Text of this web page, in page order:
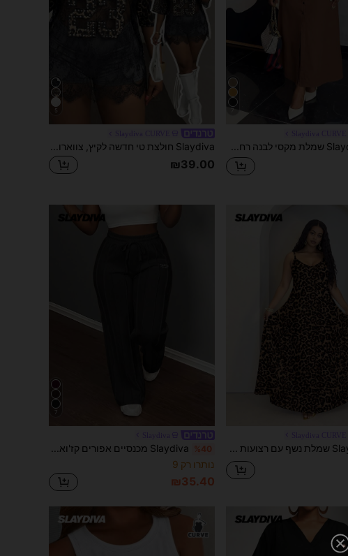
7
5
₪39.00
7
%40
נותרו רק 9
₪35.40